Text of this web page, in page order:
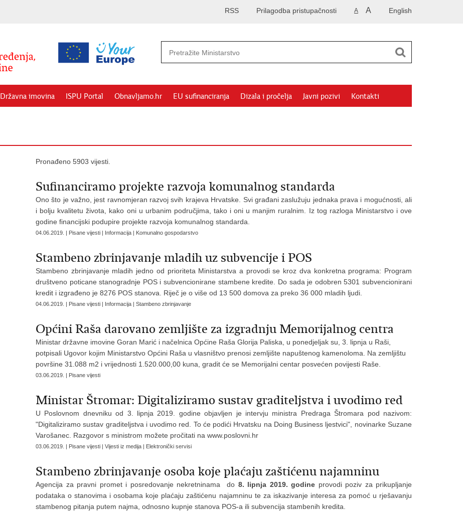
English
A A
Prilagodba pristupačnosti
RSS
Državna imovina ISPU Portal Obnavljamo.hr EU sufinanciranja Dizala i pročelja Javni pozivi Kontakti
Pronađeno 5903 vijesti.
Sufinanciramo projekte razvoja komunalnog standarda
Ono što je važno, jest ravnomjeran razvoj svih krajeva Hrvatske. Svi građani zaslužuju jednaka prava i mogućnosti, ali
i bolju kvalitetu života, kako oni u urbanim područjima, tako i oni u manjim ruralnim. Iz tog razloga Ministarstvo i ove
godine financijski podupire projekte razvoja komunalnog standarda.
04.06.2019. | Pisane vijesti | Informacija | Komunalno gospodarstvo
Stambeno zbrinjavanje mladih uz subvencije i POS
Stambeno zbrinjavanje mladih jedno od prioriteta Ministarstva a provodi se kroz dva konkretna programa: Program
društveno poticane stanogradnje POS i subvencionirane stambene kredite. Do sada je odobren 5301 subvencionirani
kredit i izgrađeno je 8276 POS stanova. Riječ je o više od 13 500 domova za preko 36 000 mladih ljudi.
04.06.2019. | Pisane vijesti | Informacija | Stambeno zbrinjavanje
Općini Raša darovano zemljište za izgradnju Memorijalnog centra
Ministar državne imovine Goran Marić i načelnica Općine Raša Glorija Paliska, u ponedjeljak su, 3. lipnja u Raši,
potpisali Ugovor kojim Ministarstvo Općini Raša u vlasništvo prenosi zemljište napuštenog kamenoloma. Na zemljištu
površine 31.088 m2 i vrijednosti 1.520.000,00 kuna, gradit će se Memorijalni centar posvećen povijesti Raše.
03.06.2019. | Pisane vijesti
Ministar Štromar: Digitaliziramo sustav graditeljstva i uvodimo red
U Poslovnom dnevniku od 3. lipnja 2019. godine objavljen je intervju ministra Predraga Štromara pod nazivom:
"Digitaliziramo sustav graditeljstva i uvodimo red. To će podići Hrvatsku na Doing Business ljestvici", novinarke Suzane
Varošanec. Razgovor s ministrom možete pročitati na www.poslovni.hr
03.06.2019. | Pisane vijesti | Vijesti iz medija | Elektronički servisi
Stambeno zbrinjavanje osoba koje plaćaju zaštićenu najamninu
Agencija za pravni promet i posredovanje nekretninama do 8. lipnja 2019. godine provodi poziv za prikupljanje
podataka o stanovima i osobama koje plaćaju zaštićenu najamninu te za iskazivanje interesa za pomoć u rješavanju
stambenog pitanja putem najma, odnosno kupnje stanova POS-a ili subvencija stambenih kredita.